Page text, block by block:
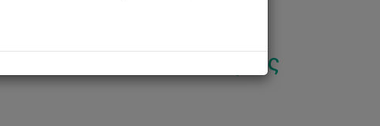
Βιβλιογραφίας